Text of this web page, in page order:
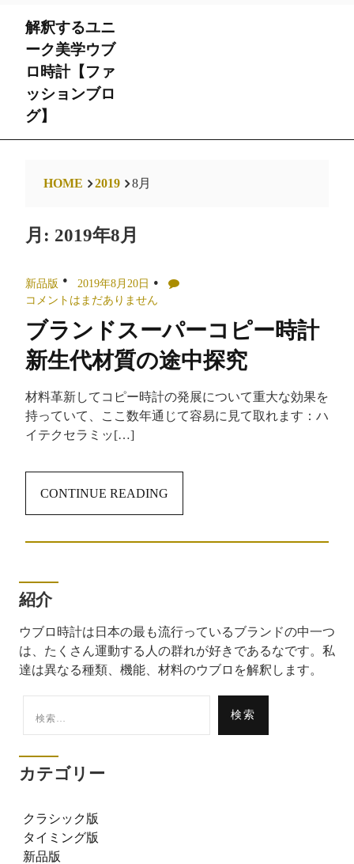
content
解釈するユニ
ーク美学ウブ
ロ時計【ファ
ッションブロ
グ】
HOME 2019 8月
月: 2019年8月
新品版
2019年8月20日
コメントはまだありません
ブランドスーパーコピー時計
新生代材質の途中探究
材料革新してコピー時計の発展について重大な効果を
持っていて、ここ数年通じて容易に見て取れます：ハ
イテクセラミッ[…]
CONTINUE READING
紹介
ウブロ時計は日本の最も流行っているブランドの中一つ
は、たくさん運動する人の群れが好きであるなです。私
達は異なる種類、機能、材料のウブロを解釈します。
索:
カテゴリー
クラシック版
タイミング版
新品版